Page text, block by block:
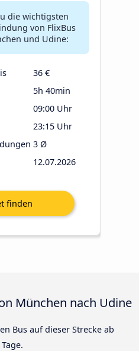
die wichtigsten
von FlixBus
und Udine:
36 €
5h 40min
09:00 Uhr
23:15 Uhr
3 Ø
12.07.2026
München nach Udine
Bus auf dieser Strecke ab